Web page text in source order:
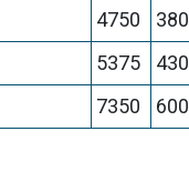
4750
5375
7350